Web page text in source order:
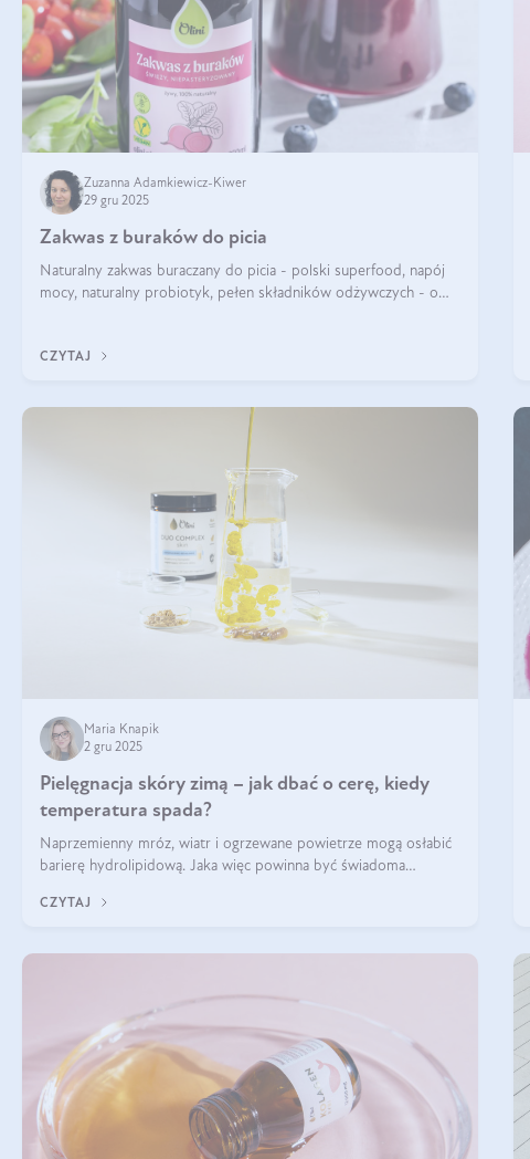
Zuzanna Adamkiewicz-Kiwer
29 gru 2025
Zakwas z buraków do picia
Naturalny zakwas buraczany do picia - polski superfood, napój
mocy, naturalny probiotyk, pełen składników odżywczych - o
CZYTAJ
Maria Knapik
2 gru 2025
Pielęgnacja skóry zimą – jak dbać o cerę, kiedy
temperatura spada?
Naprzemienny mróz, wiatr i ogrzewane powietrze mogą osłabić
barierę hydrolipidową. Jaka więc powinna być świadoma
CZYTAJ